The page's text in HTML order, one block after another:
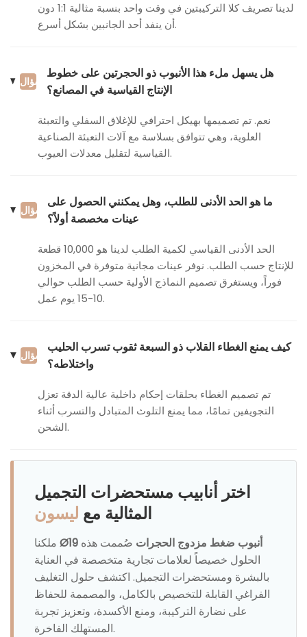
لدينا تصريف كلا التركيبتين في وقت واحد بنسبة مثالية 1:1 دون
أن ينفد أحد الجانبين بشكل أسرع.
سؤال
هل يسهل ملء هذا الأنبوب ذو الحجرتين على خطوط
الإنتاج القياسية في المصانع؟
نعم. تم تصميمها بهيكل احترافي للإغلاق السفلي والتعبئة
العلوية، وهي تتوافق بسلاسة مع آلات التعبئة الصناعية
القياسية لتقليل معدلات العيوب.
سؤال
ما هو الحد الأدنى للطلب، وهل يمكنني الحصول على
عينات مخصصة أولاً؟
الحد الأدنى القياسي لكمية الطلب لدينا هو 10,000 قطعة
للإنتاج حسب الطلب. نوفر عينات مجانية متوفرة في المخزون
فوراً، ويستغرق تصميم النماذج الأولية حسب الطلب حوالي
10-15 يوم عمل.
سؤال
كيف يمنع الغطاء القلاب ذو السبعة ثقوب تسرب الحليب
واختلاطه؟
تم تصميم الغطاء بحلقات إحكام داخلية عالية الدقة تعزل
التجويفين تمامًا، مما يمنع التلوث المتبادل والتسرب أثناء
الشحن.
اختر أنابيب مستحضرات التجميل
المثالية مع ليسون
Ø19 أنبوب ضغط مزدوج الحجرات صُممت هذه
الحلول خصيصاً لعلامات تجارية متخصصة في العناية
بالبشرة ومستحضرات التجميل. اكتشف حلول التغليف
الفراغي القابلة للتخصيص بالكامل، والمصممة للحفاظ
على نضارة التركيبة، ومنع الأكسدة، وتعزيز تجربة
المستهلك الفاخرة.